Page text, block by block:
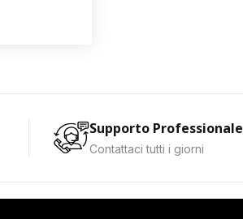
Supporto Professionale
Contattaci tutti i giorni